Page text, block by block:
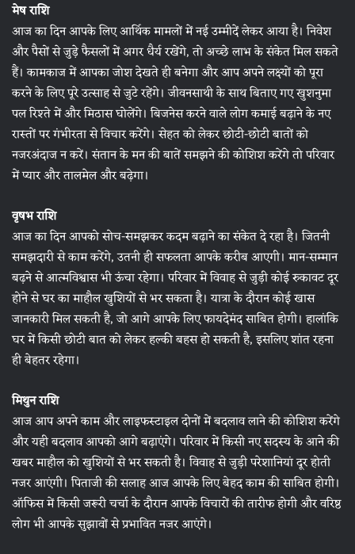
मेष राशि
आज का दिन आपके लिए आर्थिक मामलों में नई उम्मीदें लेकर आया है। निवेश
और पैसों से जुड़े फैसलों में अगर धैर्य रखेंगे, तो अच्छे लाभ के संकेत मिल सकते
हैं। कामकाज में आपका जोश देखते ही बनेगा और आप अपने लक्ष्यों को पूरा
करने के लिए पूरे उत्साह से जुटे रहेंगे। जीवनसाथी के साथ बिताए गए खुशनुमा
पल रिश्ते में और मिठास घोलेंगे। बिजनेस करने वाले लोग कमाई बढ़ाने के नए
रास्तों पर गंभीरता से विचार करेंगे। सेहत को लेकर छोटी-छोटी बातों को
नजरअंदाज न करें। संतान के मन की बातें समझने की कोशिश करेंगे तो परिवार
में प्यार और तालमेल और बढ़ेगा।
वृषभ राशि
आज का दिन आपको सोच-समझकर कदम बढ़ाने का संकेत दे रहा है। जितनी
समझदारी से काम करेंगे, उतनी ही सफलता आपके करीब आएगी। मान-सम्मान
बढ़ने से आत्मविश्वास भी ऊंचा रहेगा। परिवार में विवाह से जुड़ी कोई रुकावट दूर
होने से घर का माहौल खुशियों से भर सकता है। यात्रा के दौरान कोई खास
जानकारी मिल सकती है, जो आगे आपके लिए फायदेमंद साबित होगी। हालांकि
घर में किसी छोटी बात को लेकर हल्की बहस हो सकती है, इसलिए शांत रहना
ही बेहतर रहेगा।
मिथुन राशि
आज आप अपने काम और लाइफस्टाइल दोनों में बदलाव लाने की कोशिश करेंगे
और यही बदलाव आपको आगे बढ़ाएंगे। परिवार में किसी नए सदस्य के आने की
खबर माहौल को खुशियों से भर सकती है। विवाह से जुड़ी परेशानियां दूर होती
नजर आएंगी। पिताजी की सलाह आज आपके लिए बेहद काम की साबित होगी।
ऑफिस में किसी जरूरी चर्चा के दौरान आपके विचारों की तारीफ होगी और वरिष्ठ
लोग भी आपके सुझावों से प्रभावित नजर आएंगे।